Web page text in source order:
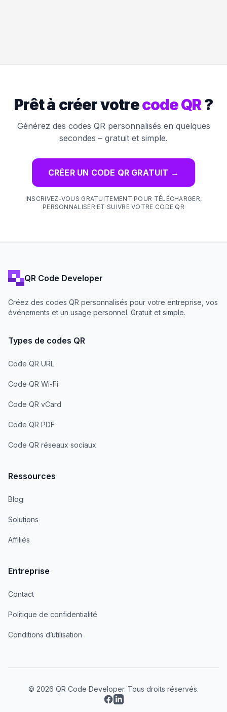
Prêt à créer votrecode QR?
Générez des codes QR personnalisés en quelques
secondes – gratuit et simple.
CRÉER UN CODE QR GRATUIT →
INSCRIVEZ-VOUS GRATUITEMENT POUR TÉLÉCHARGER,
PERSONNALISER ET SUIVRE VOTRE CODE QR
QR Code Developer
Créez des codes QR personnalisés pour votre entreprise, vos
événements et un usage personnel. Gratuit et simple.
Types de codes QR
Code QR URL
Code QR Wi-Fi
Code QR vCard
Code QR PDF
Code QR réseaux sociaux
Ressources
Blog
Solutions
Affiliés
Entreprise
Contact
Politique de confidentialité
Conditions d’utilisation
© 2026 QR Code Developer. Tous droits réservés.